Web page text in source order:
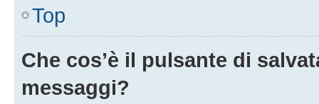
Top
Che cos’è il pulsante di
messaggi?